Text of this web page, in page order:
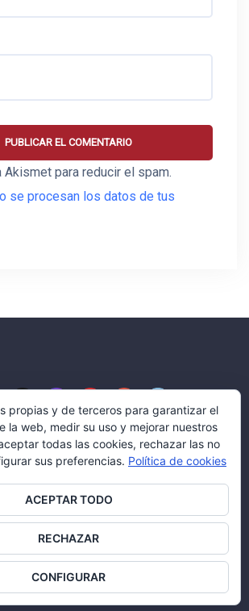
para reducir el spam.
se procesan los datos de tus
Blog Aserco Señalización
Señalización y Servicios, S.L.
los derechos reservados.
legal|Política de cookies
propias y de terceros para garantizar el
la web, medir su uso y mejorar nuestros
todas las cookies, rechazar las no
sus preferencias. Política de cookies
ACEPTAR TODO
RECHAZAR
CONFIGURAR